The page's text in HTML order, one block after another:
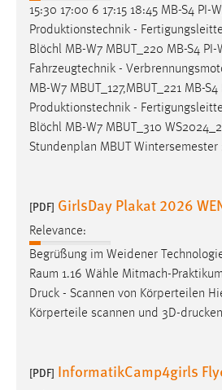
15:30 17:00 6 17:15 18:45 MB-S4 PI-
Produktionstechnik -
Blöchl MB-W7 MBUT_220 MB-S4
Fahrzeugtechnik -
MB-W7 MBUT_127,MBUT_221 MB-
Produktionstechnik -
Blöchl MB-W7 MBUT_310
Stundenplan MBUT
[PDF] GirlsDay Plakat 2026
Relevance:
Begrüßung im Weidener
Raum 1.16 Wähle Mitmach-
Druck - Scannen von Körperteilen
Körperteile scannen und 3D-
[PDF] InformatikCamp4girls